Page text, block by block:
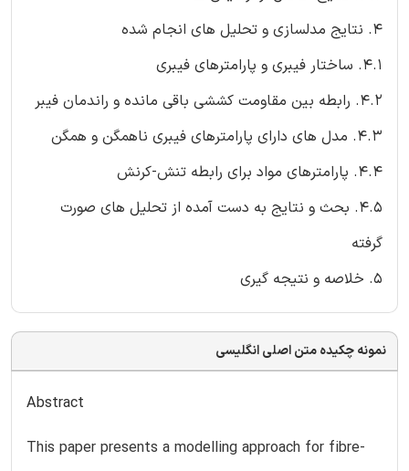
4. نتایج مدلسازی و تحلیل های انجام شده
4.1. ساختار فیبری و پارامترهای فیبری
4.2. رابطه بین مقاومت کششی باقی مانده و راندمان فیبر
4.3. مدل های دارای پارامترهای فیبری ناهمگن و همگن
4.4. پارامترهای مواد برای رابطه تنش-کرنش
4.5. بحث و نتایج به دست آمده از تحلیل های صورت
گرفته
5. خلاصه و نتیجه گیری
نمونه چکیده متن اصلی انگلیسی
Abstract
This paper presents a modelling approach for fibre-